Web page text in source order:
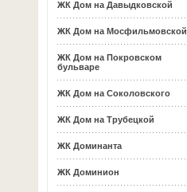
ЖК Дом на Давыдковской
ЖК Дом на Мосфильмовской
ЖК Дом на Покровском
бульваре
ЖК Дом на Соколовского
ЖК Дом на Трубецкой
ЖК Доминанта
ЖК Доминион